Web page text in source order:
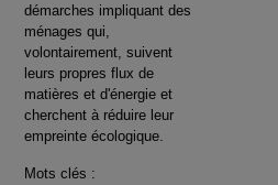
démarches impliquant des
ménages qui,
volontairement, suivent
leurs propres flux de
matières et d'énergie et
cherchent à réduire leur
empreinte écologique.
Mots clés :